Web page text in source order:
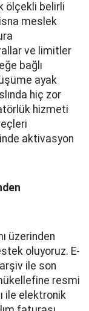
ölçekli belirli
meslek
ve limitler
bağlı
ayak
hiç zor
hizmeti
aktivasyon
üzerinden
oluyoruz. E-
ile son
resmi
ile elektronik